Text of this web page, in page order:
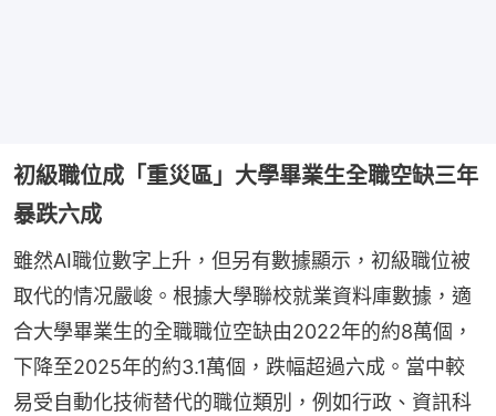
初級職位成「重災區」大學畢業生全職空缺三年
暴跌六成
雖然AI職位數字上升，但另有數據顯示，初級職位被
取代的情况嚴峻。根據大學聯校就業資料庫數據，適
合大學畢業生的全職職位空缺由2022年的約8萬個，
下降至2025年的約3.1萬個，跌幅超過六成。當中較
易受自動化技術替代的職位類別，例如行政、資訊科